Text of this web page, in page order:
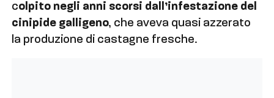
colpito negli anni scorsi dall’infestazione del
cinipide galligeno, che aveva quasi azzerato
la produzione di castagne fresche.